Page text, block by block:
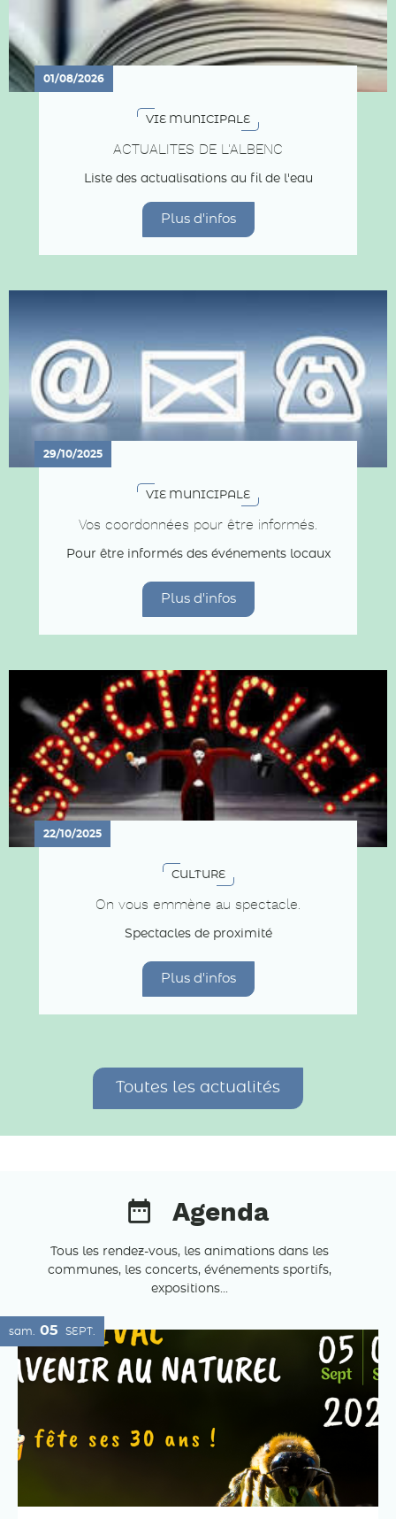
01/08/2026
VIE MUNICIPALE
ACTUALITES DE L'ALBENC
Liste des actualisations au fil de l'eau
Plus d'infos
29/10/2025
VIE MUNICIPALE
Vos coordonnées pour être informés.
Pour être informés des événements locaux
Plus d'infos
22/10/2025
CULTURE
On vous emmène au spectacle.
Spectacles de proximité
Plus d'infos
Toutes les actualités
Agenda
Tous les rendez-vous, les animations dans les
communes, les concerts, événements sportifs,
expositions...
sam. 05 SEPT.